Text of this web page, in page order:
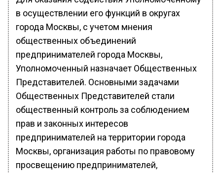
в осуществлении его функций в округах
города Москвы, с учетом мнения
общественных объединений
предпринимателей города Москвы,
Уполномоченный назначает Общественных
Представителей. Основными задачами
Общественных Представителей стали
общественный контроль за соблюдением
прав и законных интересов
предпринимателей на территории города
Москвы, организация работы по правовому
просвещению предпринимателей,